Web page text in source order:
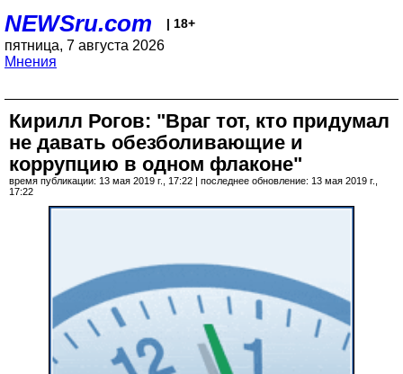
NEWSru.com | 18+
пятница, 7 августа 2026
Мнения
Кирилл Рогов: "Враг тот, кто придумал
не давать обезболивающие и
коррупцию в одном флаконе"
время публикации: 13 мая 2019 г., 17:22 | последнее обновление: 13 мая 2019 г.,
17:22